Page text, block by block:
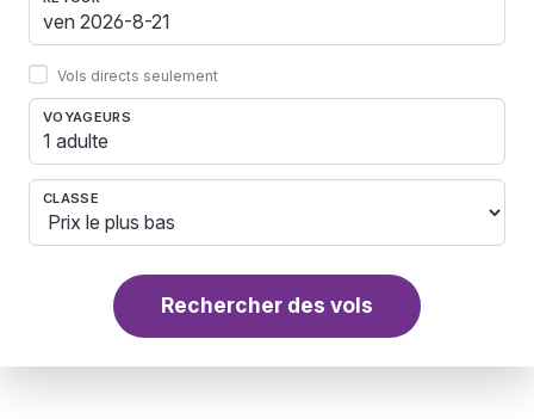
Vols directs seulement
VOYAGEURS
1 adulte
CLASSE
Rechercher des vols